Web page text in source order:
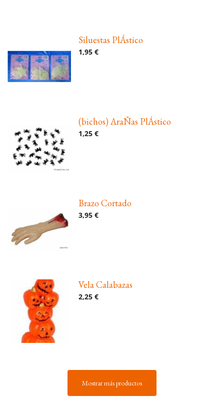
Siluestas PlÁstico
1,95 €
(bichos) AraÑas PlÁstico
1,25 €
Brazo Cortado
3,95 €
Vela Calabazas
2,25 €
Mostrar más productos